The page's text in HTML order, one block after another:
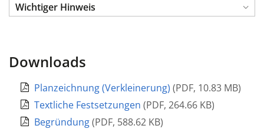
Wichtiger Hinweis
Downloads
Planzeichnung (Verkleinerung) (PDF, 10.83 MB)
Textliche Festsetzungen (PDF, 264.66 KB)
Begründung(PDF, 588.62 KB)